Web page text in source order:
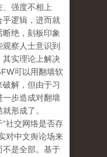
强度不相上
乎逻辑，进而就
绝，刻板印象
察人士意识到
其实理论上解决
可以用翻墙软
解，但由于习
一步造成对翻墙
形成了。
社交网络是否存
对中文舆论场来
不是全部。基于